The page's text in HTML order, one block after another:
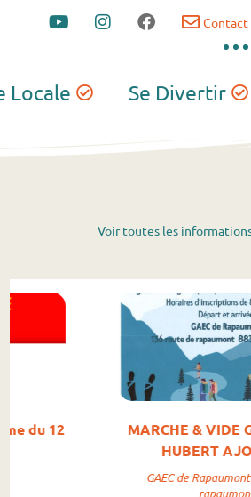
Contact
Locale Se Divertir
Voir toutes les
MARCHE & VIDE GRENIER ST
HUBERT AJOLAISE
GAEC de Rapaumont -136 rte de